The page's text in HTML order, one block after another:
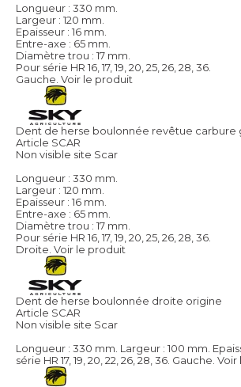
Longueur : 330 mm.
Largeur : 120 mm.
Epaisseur : 16 mm.
Entre-axe : 65 mm.
Diamètre trou : 17 mm.
Pour série HR 16, 17, 19, 20, 25, 26, 28, 36.
Gauche. Voir le produit
Dent de herse boulonnée revêtue carbure
Article SCAR
Non visible site Scar
Longueur : 330 mm.
Largeur : 120 mm.
Epaisseur : 16 mm.
Entre-axe : 65 mm.
Diamètre trou : 17 mm.
Pour série HR 16, 17, 19, 20, 25, 26, 28, 36.
Droite. Voir le produit
Dent de herse boulonnée droite origine
Article SCAR
Non visible site Scar
Longueur : 330 mm. Largeur : 100 mm.
série HR 17, 19, 20, 22, 26, 28, 36. Gauche. Voir